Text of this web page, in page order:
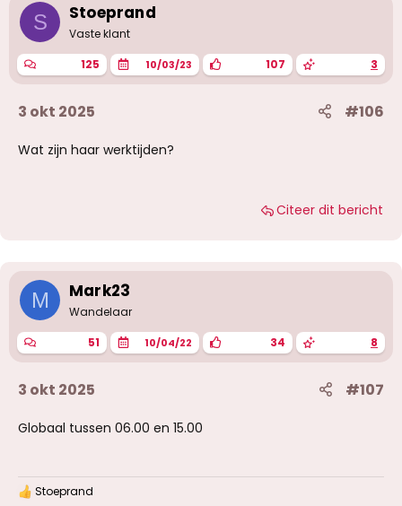
n
g
n
:
S Stoeprand
Vaste klant
125 10/03/23 107 3
3 okt 2025 #106
Wat zijn haar werktijden?
Citeer dit bericht
M Mark23
Wandelaar
51 10/04/22 34 8
3 okt 2025 #107
Globaal tussen 06.00 en 15.00
W Stoeprand